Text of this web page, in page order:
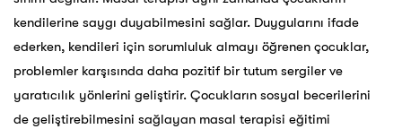
kendilerine saygı duyabilmesini sağlar. Duygularını ifade
ederken, kendileri için sorumluluk almayı öğrenen çocuklar,
problemler karşısında daha pozitif bir tutum sergiler ve
yaratıcılık yönlerini geliştirir. Çocukların sosyal becerilerini
de geliştirebilmesini sağlayan masal terapisi eğitimi